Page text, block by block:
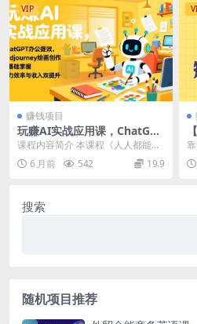
VIP
赚钱项目
玩赚AI实战应用课，ChatGPT
办公提效、Midjourney绘画
创作，零基础掌握，助力效率
与收入双提升
课程内容简介 本课程《人人都能玩
赚AI课程》是为零基础学员设计的A
I应用实战入门...
6 月前 542 19.9
址
搜索
随机项目推荐